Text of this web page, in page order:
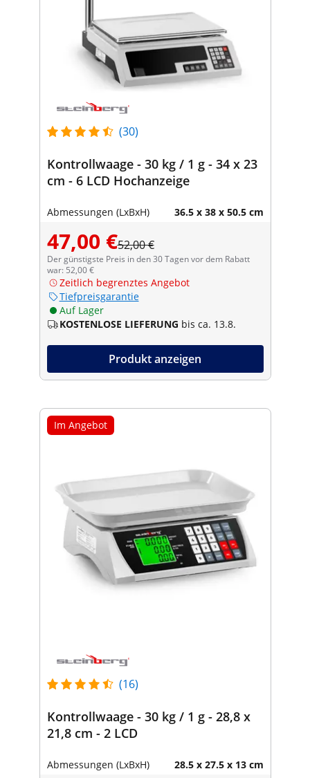
(30)
Kontrollwaage - 30 kg / 1 g - 34 x 23
cm - 6 LCD Hochanzeige
Abmessungen (LxBxH) 36.5 x 38 x 50.5 cm
47,00 €52,00 €
Der günstigste Preis in den 30 Tagen vor dem Rabatt
war: 52,00 €
Zeitlich begrenztes Angebot
Tiefpreisgarantie
Auf Lager
KOSTENLOSE LIEFERUNG bis ca. 13.8.
Produkt anzeigen
Im Angebot
(16)
Kontrollwaage - 30 kg / 1 g - 28,8 x
21,8 cm - 2 LCD
Abmessungen (LxBxH) 28.5 x 27.5 x 13 cm